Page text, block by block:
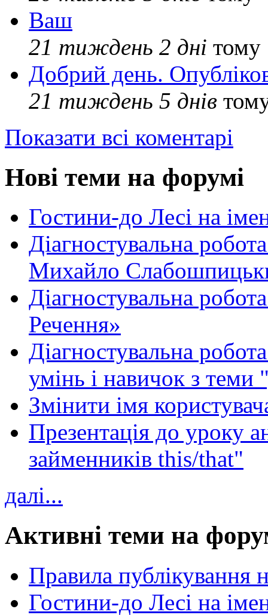
Ваш
21 тиждень 2 дні тому
Добрий день.
21 тиждень 5 днів
Показати всі коментарі
Нові теми на форумі
Гостини-до Лесі на
Діагностувальна
Михайло
Діагностувальна
Речення»
Діагностувальна
умінь і навичок з теми
Змінити імя
Презентація до уроку
займенників this/that"
далі...
Активні теми на
Правила публікування
Гостини-до Лесі на